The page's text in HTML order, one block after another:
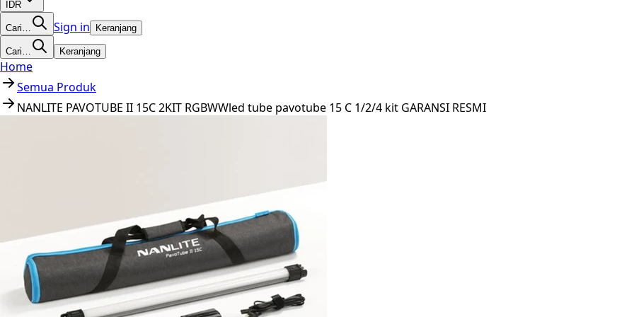
IDR
Cari… Sign in Keranjang
Cari… Keranjang
Home
Semua Produk
NANLITE PAVOTUBE II 15C 2KIT RGBWWled tube pavotube 15 C 1/2/4 kit GARANSI RESMI